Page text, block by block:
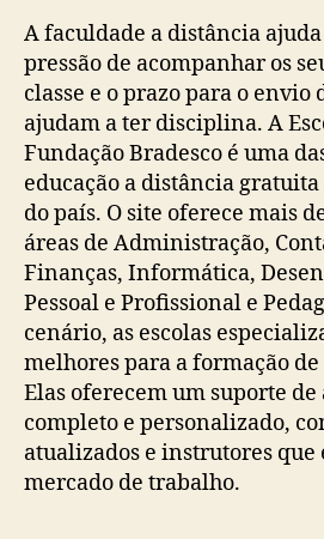
A faculdade a distância
pressão de acompanhar os
classe e o prazo para o envio
ajudam a ter disciplina. A
Fundação Bradesco é uma
educação a distância
do país. O site oferece mais
áreas de Administração,
Finanças, Informática,
Pessoal e Profissional e
cenário, as escolas
melhores para a formação
Elas oferecem um suporte
completo e personalizado,
atualizados e instrutores que
mercado de trabalho.